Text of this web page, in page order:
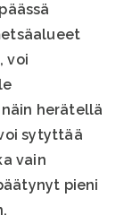
voi
herätellä
sytyttää
vain
pieni